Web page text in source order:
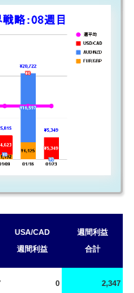
USA/CAD
週間利益
週間利益
合計
0 2,347